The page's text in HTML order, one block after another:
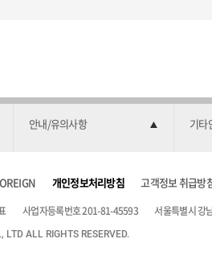
안내/유의사항 기타
개인정보처리방침 고객정보 취급방
사업자등록번호 201-81-45593 서울특별시 강
ALL RIGHTS RESERVED.